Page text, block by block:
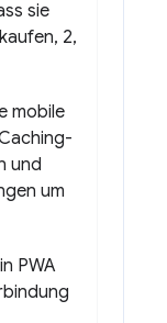
sie
, 2,
mobile
und
um
PWA